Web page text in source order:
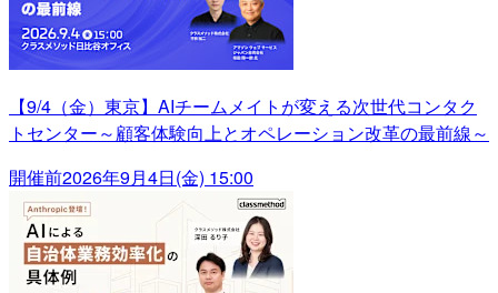
【9/4（金）東京】AIチームメイトが変える次世代コンタク
トセンター～顧客体験向上とオペレーション改革の最前線～
開催前2026年9月4日(金) 15:00